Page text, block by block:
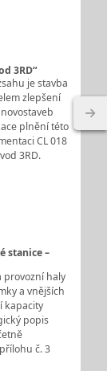
3RD“
je stavba
zlepšení
plnění této
CL 018
3RD.
stanice –
provozní haly
a vnějších
kapacity
popis
č. 3